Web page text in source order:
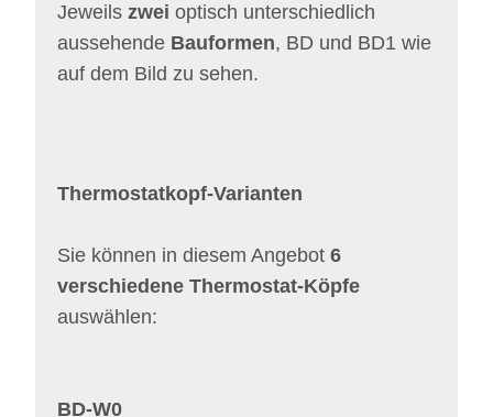
Jeweils zwei optisch unterschiedlich
aussehende Bauformen, BD und BD1 wie
auf dem Bild zu sehen.
Thermostatkopf-Varianten
Sie können in diesem Angebot 6
verschiedene Thermostat-Köpfe
auswählen:
BD-W0